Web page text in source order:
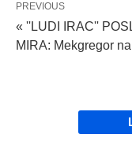
PREVIOUS
« ''LUDI IRAC''
MIRA: Mekgregor